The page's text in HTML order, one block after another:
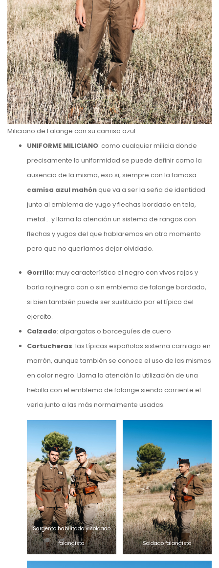
Miliciano de Falange con su camisa azul
UNIFORME MILICIANO: como cualquier milicia donde
precisamente la uniformidad se puede definir como la
ausencia de la misma, eso si, siempre con la famosa
camisa azul mahónque va a ser la seña de identidad
junto al emblema de yugo y flechas bordado en tela,
metal… y llama la atención un sistema de rangos con
flechas y yugos del que hablaremos en otro momento
pero que no queríamos dejar olvidado.
Gorrillo: muy característico el negro con vivos rojos y
borla rojinegra con o sin emblema de falange bordado,
si bien también puede ser sustituido por el típico del
ejercito.
Calzado: alpargatas o borceguíes de cuero
Cartucheras: las típicas españolas sistema carniago en
marrón, aunque también se conoce el uso de las mismas
en color negro. Llama la atención la utilización de una
hebilla con el emblema de falange siendo corriente el
verla junto a las más normalmente usadas.
Sargento habilitado y soldado
falangista
Soldado falangista